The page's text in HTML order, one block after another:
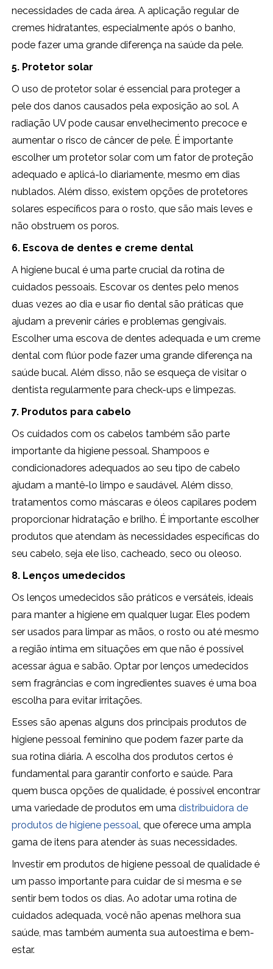
necessidades de cada área. A aplicação regular de
cremes hidratantes, especialmente após o banho,
pode fazer uma grande diferença na saúde da pele.
5. Protetor solar
O uso de protetor solar é essencial para proteger a
pele dos danos causados pela exposição ao sol. A
radiação UV pode causar envelhecimento precoce e
aumentar o risco de câncer de pele. É importante
escolher um protetor solar com um fator de proteção
adequado e aplicá-lo diariamente, mesmo em dias
nublados. Além disso, existem opções de protetores
solares específicos para o rosto, que são mais leves e
não obstruem os poros.
6. Escova de dentes e creme dental
A higiene bucal é uma parte crucial da rotina de
cuidados pessoais. Escovar os dentes pelo menos
duas vezes ao dia e usar fio dental são práticas que
ajudam a prevenir cáries e problemas gengivais.
Escolher uma escova de dentes adequada e um creme
dental com flúor pode fazer uma grande diferença na
saúde bucal. Além disso, não se esqueça de visitar o
dentista regularmente para check-ups e limpezas.
7. Produtos para cabelo
Os cuidados com os cabelos também são parte
importante da higiene pessoal. Shampoos e
condicionadores adequados ao seu tipo de cabelo
ajudam a mantê-lo limpo e saudável. Além disso,
tratamentos como máscaras e óleos capilares podem
proporcionar hidratação e brilho. É importante escolher
produtos que atendam às necessidades específicas do
seu cabelo, seja ele liso, cacheado, seco ou oleoso.
8. Lenços umedecidos
Os lenços umedecidos são práticos e versáteis, ideais
para manter a higiene em qualquer lugar. Eles podem
ser usados para limpar as mãos, o rosto ou até mesmo
a região íntima em situações em que não é possível
acessar água e sabão. Optar por lenços umedecidos
sem fragrâncias e com ingredientes suaves é uma boa
escolha para evitar irritações.
Esses são apenas alguns dos principais produtos de
higiene pessoal feminino que podem fazer parte da
sua rotina diária. A escolha dos produtos certos é
fundamental para garantir conforto e saúde. Para
quem busca opções de qualidade, é possível encontrar
uma variedade de produtos em umadistribuidora de
produtos de higiene pessoal, que oferece uma ampla
gama de itens para atender às suas necessidades.
Investir em produtos de higiene pessoal de qualidade é
um passo importante para cuidar de si mesma e se
sentir bem todos os dias. Ao adotar uma rotina de
cuidados adequada, você não apenas melhora sua
saúde, mas também aumenta sua autoestima e bem-
estar.